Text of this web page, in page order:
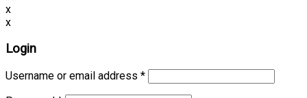
x
x
Login
Username or email address *